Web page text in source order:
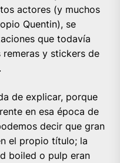
actores (y muchos
Quentin), se
que todavía
remeras y stickers de
de explicar, porque
en esa época de
decir que gran
el propio título; la
boiled o pulp eran